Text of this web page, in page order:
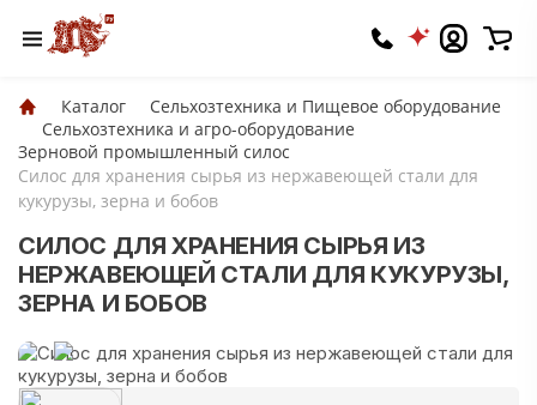
Каталог
Сельхозтехника и Пищевое оборудование
Сельхозтехника и агро-оборудование
Зерновой промышленный силос
Силос для хранения сырья из нержавеющей стали для
кукурузы, зерна и бобов
СИЛОС ДЛЯ ХРАНЕНИЯ СЫРЬЯ ИЗ
НЕРЖАВЕЮЩЕЙ СТАЛИ ДЛЯ КУКУРУЗЫ,
ЗЕРНА И БОБОВ